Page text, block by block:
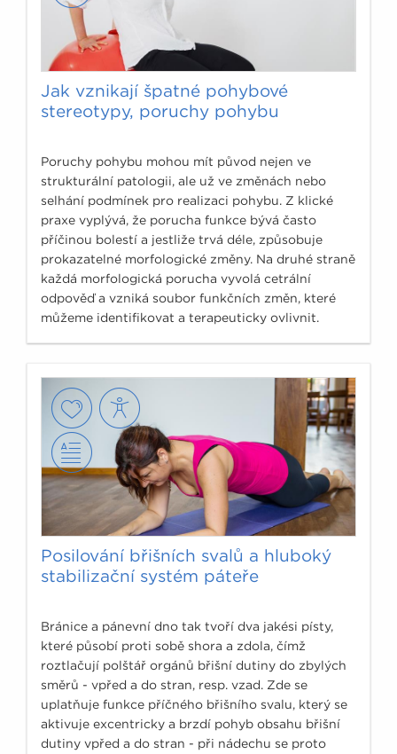
Jak vznikají špatné pohybové
stereotypy, poruchy pohybu
Poruchy pohybu mohou mít původ nejen ve
strukturální patologii, ale už ve změnách nebo
selhání podmínek pro realizaci pohybu. Z klické
praxe vyplývá, že porucha funkce bývá často
příčinou bolestí a jestliže trvá déle, způsobuje
prokazatelné morfologické změny. Na druhé straně
každá morfologická porucha vyvolá cetrální
odpověď a vzniká soubor funkčních změn, které
můžeme identifikovat a terapeuticky ovlivnit.
Posilování břišních svalů a hluboký
stabilizační systém páteře
Bránice a pánevní dno tak tvoří dva jakési písty,
které působí proti sobě shora a zdola, čímž
roztlačují polštář orgánů břišní dutiny do zbylých
směrů - vpřed a do stran, resp. vzad. Zde se
uplatňuje funkce příčného břišního svalu, který se
aktivuje excentricky a brzdí pohyb obsahu břišní
dutiny vpřed a do stran - při nádechu se proto